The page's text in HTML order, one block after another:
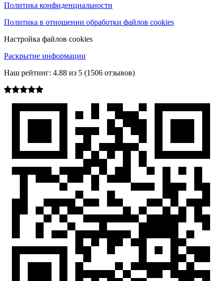
Политика конфиденциальности
Политика в отношении обработки файлов cookies
Настройка файлов cookies
Раскрытие информации
Наш рейтинг: 4.88 из 5 (1506 отзывов)